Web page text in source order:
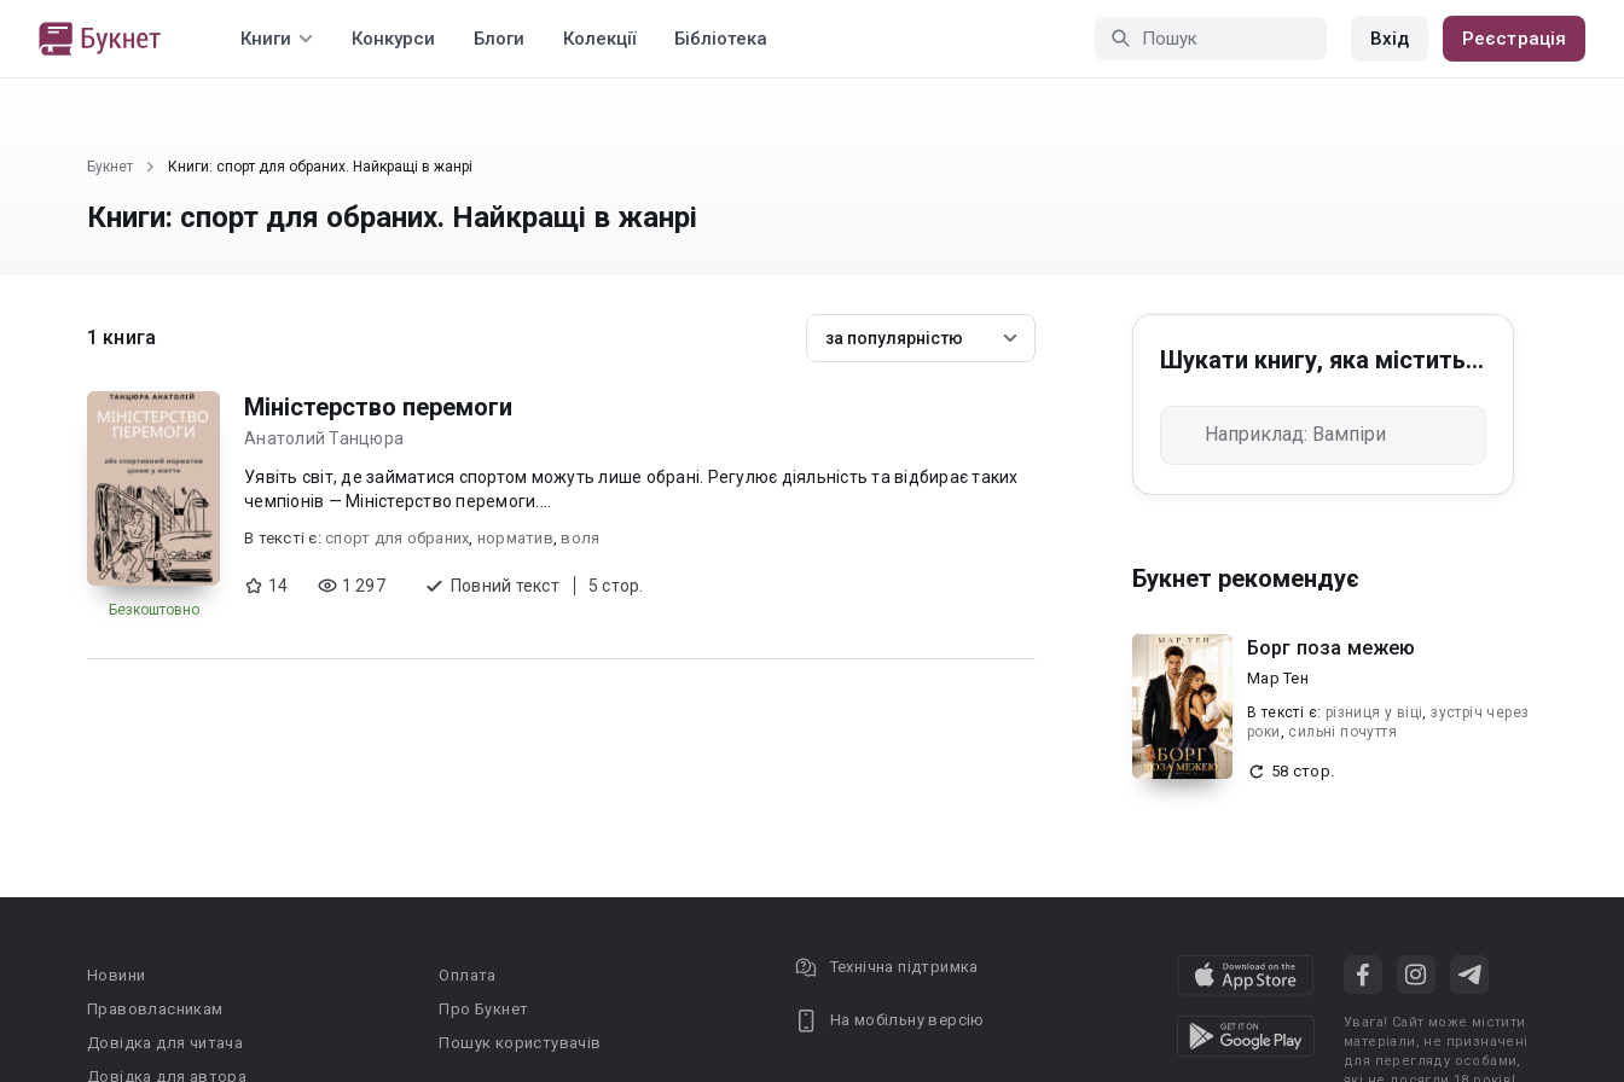
Книги Конкурси Блоги Колекції Бібліотека Вхід Реєстрація
Букнет Книги: спорт для обраних. Найкращі в жанрі
Книги: спорт для обраних. Найкращі в жанрі
1 книга за популярністю
Безкоштовно
Міністерство перемоги
Анатолий Танцюра
Уявіть світ, де займатися спортом можуть лише обрані. Регулює діяльність та відбирає таких
чемпіонів — Міністерство перемоги....
В текcті є: спорт для обраних, норматив,воля
14 1 297 Повний текст 5 стор.
Шукати книгу, яка містить...
Букнет рекомендує
Борг поза межею
Мар Тен
В текcті є: різниця у віці,зустріч через
роки, сильні почуття
58 стор.
Новини
Правовласникам
Довідка для читача
Довідка для автора
Оплата
Про Букнет
Пошук користувачів
Технічна підтримка
На мобільну версію
Увага! Сайт може містити
матеріали, не призначені
для перегляду особами,